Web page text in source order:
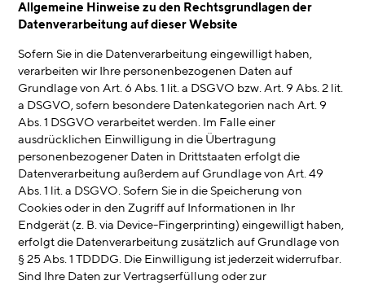
Allgemeine Hinweise zu den Rechtsgrundlagen der
Datenverarbeitung auf dieser Website
Sofern Sie in die Datenverarbeitung eingewilligt haben,
verarbeiten wir Ihre personenbezogenen Daten auf
Grundlage von Art. 6 Abs. 1 lit. a DSGVO bzw. Art. 9 Abs. 2 lit.
a DSGVO, sofern besondere Datenkategorien nach Art. 9
Abs. 1 DSGVO verarbeitet werden. Im Falle einer
ausdrücklichen Einwilligung in die Übertragung
personenbezogener Daten in Drittstaaten erfolgt die
Datenverarbeitung außerdem auf Grundlage von Art. 49
Abs. 1 lit. a DSGVO. Sofern Sie in die Speicherung von
Cookies oder in den Zugriff auf Informationen in Ihr
Endgerät (z. B. via Device-Fingerprinting) eingewilligt haben,
erfolgt die Datenverarbeitung zusätzlich auf Grundlage von
§ 25 Abs. 1 TDDDG. Die Einwilligung ist jederzeit widerrufbar.
Sind Ihre Daten zur Vertragserfüllung oder zur